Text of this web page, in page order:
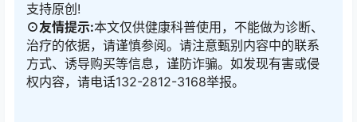
支持原创!
⊙友情提示:本文仅供健康科普使用，不能做为诊断、
治疗的依据，请谨慎参阅。请注意甄别内容中的联系
方式、诱导购买等信息，谨防诈骗。如发现有害或侵
权内容，请电话132-2812-3168举报。